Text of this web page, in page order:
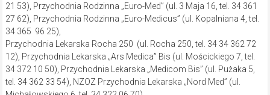
21 53), Przychodnia Rodzinna „Euro-Med” (ul. 3 Maja 16, tel. 34 361
27 62), Przychodnia Rodzinna „Euro-Medicus” (ul. Kopalniana 4, tel.
34 365 96 25),
Przychodnia Lekarska Rocha 250 (ul. Rocha 250, tel. 34 34 362 72
12), Przychodnia Lekarska „Ars Medica” Bis (ul. Mościckiego 7, tel.
34 372 10 50), Przychodnia Lekarska „Medicom Bis” (ul. Pużaka 5,
tel. 34 362 33 54), NZOZ Przychodnia Lekarska „Nord Med” (ul.